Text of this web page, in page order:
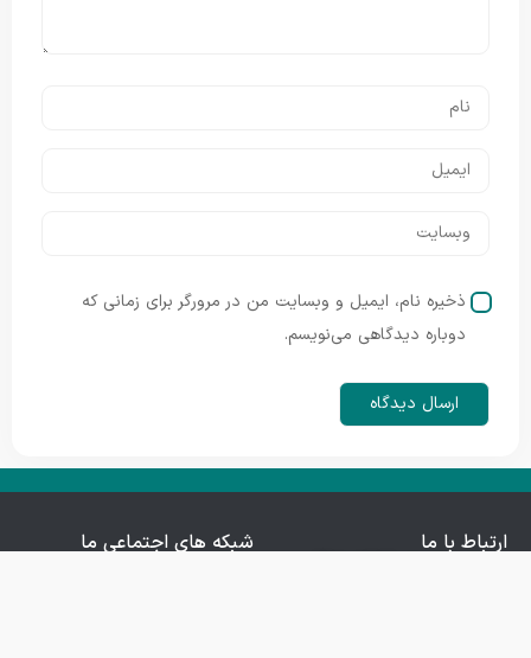
ذخیره نام، ایمیل و وبسایت من در مرورگر برای زمانی که
دوباره دیدگاهی می‌نویسم.
ارتباط با ما
شبکه های اجتماعی ما